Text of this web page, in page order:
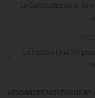
Le Centquatre rend
Le théâtre Ciné XIII
VENDANGES MONTAIGNE BY